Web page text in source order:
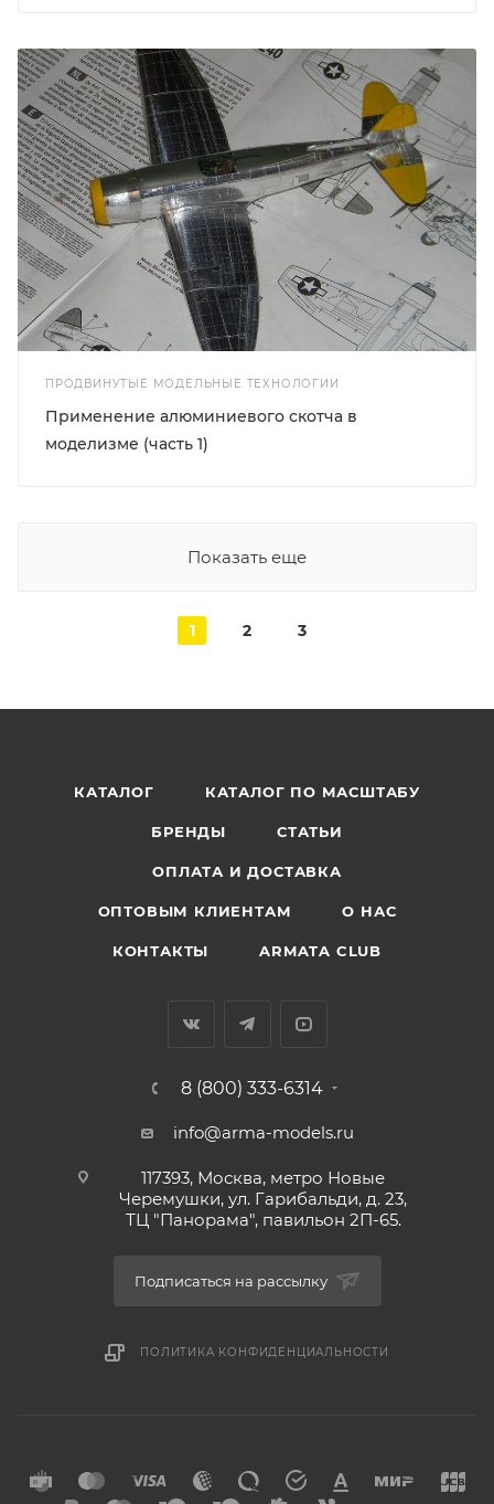
ПРОДВИНУТЫЕ МОДЕЛЬНЫЕ ТЕХНОЛОГИИ
Применение алюминиевого скотча в
моделизме (часть 1)
Показать еще
1 2 3
КАТАЛОГ КАТАЛОГ ПО МАСШТАБУ
БРЕНДЫ СТАТЬИ
ОПЛАТА И ДОСТАВКА
ОПТОВЫМ КЛИЕНТАМ О НАС
КОНТАКТЫ ARMATA CLUB
8 (800) 333-6314
info@arma-models.ru
117393, Москва, метро Новые
Черемушки, ул. Гарибальди, д. 23,
ТЦ "Панорама", павильон 2П-65.
Подписаться на рассылку
ПОЛИТИКА КОНФИДЕНЦИАЛЬНОСТИ